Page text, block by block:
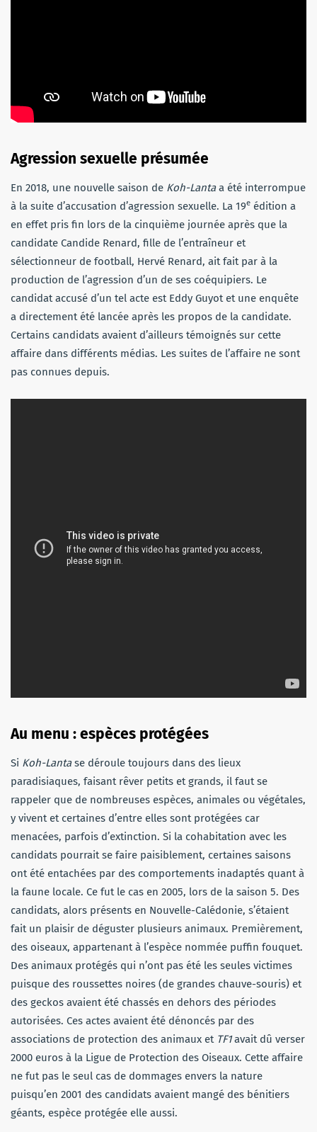
Agression sexuelle présumée
En 2018, une nouvelle saison de Koh-Lantaa été interrompue
à la suite d’accusation d’agression sexuelle. La 19e édition a
en effet pris fin lors de la cinquième journée après que la
candidate Candide Renard, fille de l’entraîneur et
sélectionneur de football, Hervé Renard, ait fait par à la
production de l’agression d’un de ses coéquipiers. Le
candidat accusé d’un tel acte est Eddy Guyot et une enquête
a directement été lancée après les propos de la candidate.
Certains candidats avaient d’ailleurs témoignés sur cette
affaire dans différents médias. Les suites de l’affaire ne sont
pas connues depuis.
Au menu : espèces protégées
Si Koh-Lantase déroule toujours dans des lieux
paradisiaques, faisant rêver petits et grands, il faut se
rappeler que de nombreuses espèces, animales ou végétales,
y vivent et certaines d’entre elles sont protégées car
menacées, parfois d’extinction. Si la cohabitation avec les
candidats pourrait se faire paisiblement, certaines saisons
ont été entachées par des comportements inadaptés quant à
la faune locale. Ce fut le cas en 2005, lors de la saison 5. Des
candidats, alors présents en Nouvelle-Calédonie, s’étaient
fait un plaisir de déguster plusieurs animaux. Premièrement,
des oiseaux, appartenant à l’espèce nommée puffin fouquet.
Des animaux protégés qui n’ont pas été les seules victimes
puisque des roussettes noires (de grandes chauve-souris) et
des geckos avaient été chassés en dehors des périodes
autorisées. Ces actes avaient été dénoncés par des
associations de protection des animaux et TF1avait dû verser
2000 euros à la Ligue de Protection des Oiseaux. Cette affaire
ne fut pas le seul cas de dommages envers la nature
puisqu’en 2001 des candidats avaient mangé des bénitiers
géants, espèce protégée elle aussi.